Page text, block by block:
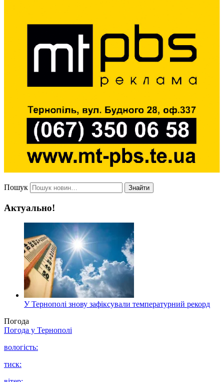
Пошук Знайти
Актуально!
У Тернополі знову зафіксували температурний рекорд
Погода
Погода у Тернополі
вологість:
тиск: